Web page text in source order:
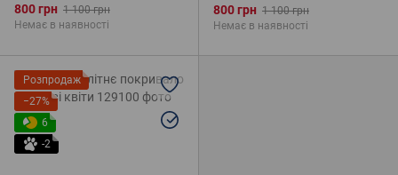
800 грн 1 100 грн
Немає в наявності
800 грн 1 100 грн
Немає в наявності
Розпродаж
−27%
6
-2